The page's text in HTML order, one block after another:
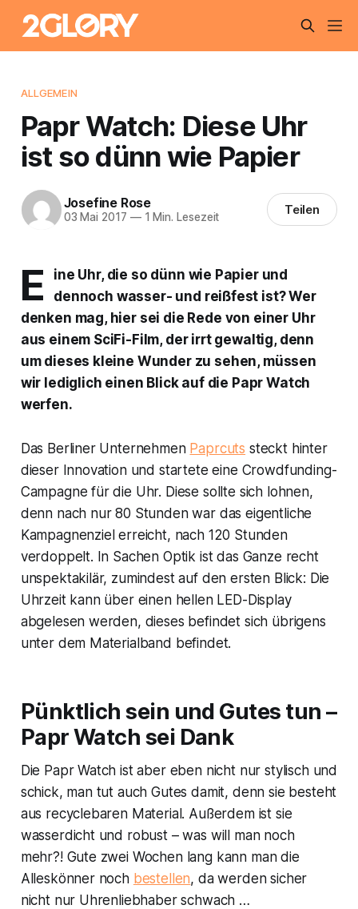
ALLGEMEIN
Papr Watch: Diese Uhr
ist so dünn wie Papier
Josefine Rose
03 Mai 2017 —1 Min. Lesezeit Teilen
E
ine Uhr, die so dünn wie Papier und
dennoch wasser- und reißfest ist? Wer
denken mag, hier sei die Rede von einer Uhr
aus einem SciFi-Film, der irrt gewaltig, denn
um dieses kleine Wunder zu sehen, müssen
wir lediglich einen Blick auf die Papr Watch
werfen.
Das Berliner Unternehmen Paprcuts steckt hinter
dieser Innovation und startete eine Crowdfunding-
Campagne für die Uhr. Diese sollte sich lohnen,
denn nach nur 80 Stunden war das eigentliche
Kampagnenziel erreicht, nach 120 Stunden
verdoppelt. In Sachen Optik ist das Ganze recht
unspektakilär, zumindest auf den ersten Blick: Die
Uhrzeit kann über einen hellen LED-Display
abgelesen werden, dieses befindet sich übrigens
unter dem Materialband befindet.
Pünktlich sein und Gutes tun –
Papr Watch sei Dank
Die Papr Watch ist aber eben nicht nur stylisch und
schick, man tut auch Gutes damit, denn sie besteht
aus recyclebaren Material. Außerdem ist sie
wasserdicht und robust – was will man noch
mehr?! Gute zwei Wochen lang kann man die
Alleskönner noch bestellen, da werden sicher
nicht nur Uhrenliebhaber schwach …